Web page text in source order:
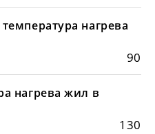
нагрева
90
нагрева жил в
130